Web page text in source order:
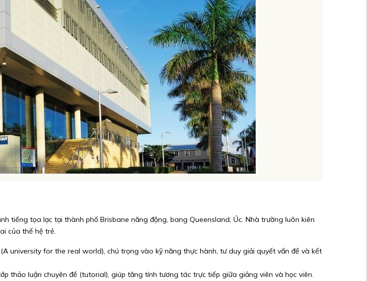
tiếng tọa lạc tại thành phố Brisbane năng động, bang Queensland, Úc. Nhà trường luôn kiên
của thế hệ trẻ.
university for the real world), chú trọng vào kỹ năng thực hành, tư duy giải quyết vấn đề và kết
thảo luận chuyên đề (tutorial), giúp tăng tính tương tác trực tiếp giữa giảng viên và học viên.